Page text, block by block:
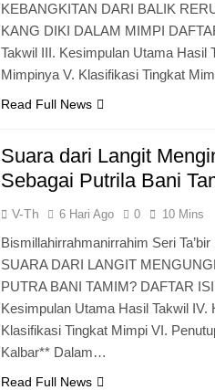
KEBANGKITAN DARI BALIK
KANG DIKI DALAM MIMPI
Takwil III. Kesimpulan Utama Hasil
Mimpinya V. Klasifikasi Tingkat
Read Full News
Suara dari Langit
Sebagai Putrila Bani
V-Th 6 Hari Ago 0 10 Mins
Bismillahirrahmanirrahim Seri
SUARA DARI LANGIT
PUTRA BANI TAMIM? DAFTAR
Kesimpulan Utama Hasil Takwil
Klasifikasi Tingkat Mimpi VI.
Kalbar** Dalam…
Read Full News